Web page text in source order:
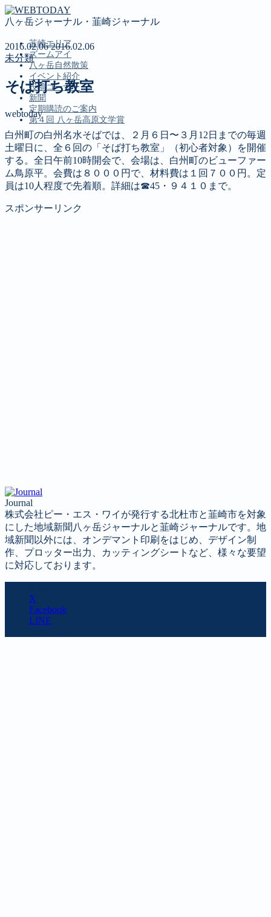
八ヶ岳ジャーナル・韮崎ジャーナル
韮崎エリア
ズームアイ
八ヶ岳自然散策
イベント紹介
投稿コーナー
新聞
定期購読のご案内
第４回 八ヶ岳高原文学賞
MENU
韮崎エリア
ズームアイ
八ヶ岳自然散策
イベント紹介
2016.02.062016.02.06
未分類
そば打ち教室
webtoday
白州町の白州名水そばでは、２月６日〜３月12日までの毎週
土曜日に、全６回の「そば打ち教室」（初心者対象）を開催
する。全日午前10時開会で、会場は、白州町のビューファー
ム鳥原平。会費は８０００円で、材料費は１回７００円。定
員は10人程度で先着順。詳細は☎45・９４１０まで。
スポンサーリンク
Journal
株式会社ピー・エス・ワイが発行する北杜市と韮崎市を対象
にした地域新聞八ヶ岳ジャーナルと韮崎ジャーナルです。地
域新聞以外には、オンデマント印刷をはじめ、デザイン制
作、プロッター出力、カッティングシートなど、様々な要望
に対応しております。
X
Facebook
LINE